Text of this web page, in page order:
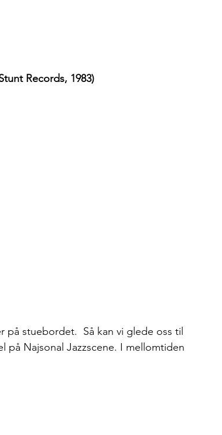
Records, 1983)
stuebordet.  Så kan vi glede oss til
på Najsonal Jazzscene. I mellomtiden